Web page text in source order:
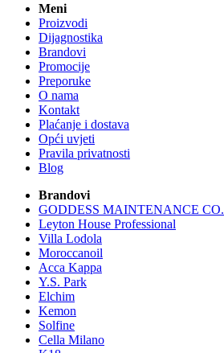
Meni
Proizvodi
Dijagnostika
Brandovi
Promocije
Preporuke
O nama
Kontakt
Plaćanje i dostava
Opći uvjeti
Pravila privatnosti
Blog
Brandovi
GODDESS MAINTENANCE CO.
Leyton House Professional
Villa Lodola
Moroccanoil
Acca Kappa
Y.S. Park
Elchim
Kemon
Solfine
Cella Milano